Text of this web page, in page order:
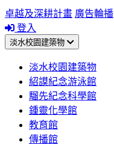
卓越及深耕計畫 廣告輪播
登入
淡水校園建築物
淡水校園建築物
紹謨紀念游泳館
騮先紀念科學館
鍾靈化學館
教育館
傳播館